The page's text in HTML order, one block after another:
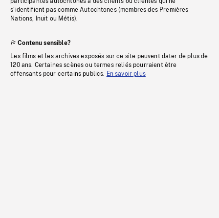
s’identifient pas comme Autochtones (membres des Premières
Nations, Inuit ou Métis).
Contenu sensible?
Les films et les archives exposés sur ce site peuvent dater de plus de
120 ans. Certaines scènes ou termes reliés pourraient être
offensants pour certains publics. En savoir plus